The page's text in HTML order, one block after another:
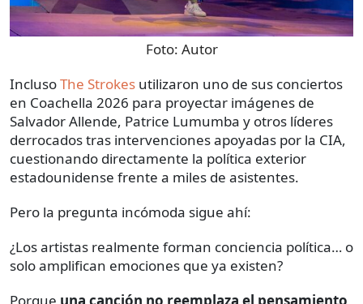
Foto: Autor
InclusoThe Strokes utilizaron uno de sus conciertos
en Coachella 2026 para proyectar imágenes de
Salvador Allende, Patrice Lumumba y otros líderes
derrocados tras intervenciones apoyadas por la CIA,
cuestionando directamente la política exterior
estadounidense frente a miles de asistentes.
Pero la pregunta incómoda sigue ahí:
¿Los artistas realmente forman conciencia política… o
solo amplifican emociones que ya existen?